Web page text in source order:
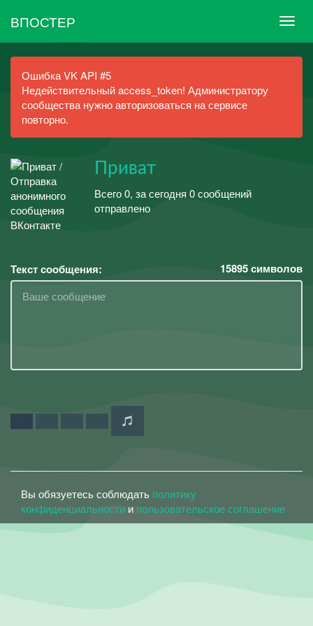
ВПОСТЕР
Ошибка VK API #5
Недействительный access_token! Администратору
сообщества нужно авторизоваться на сервисе
повторно.
Приват
Всего 0, за сегодня 0 сообщений
отправлено
Текст сообщения: 15895символов
Вы обязуетесь соблюдать политику
конфиденциальности и пользовательское соглашение